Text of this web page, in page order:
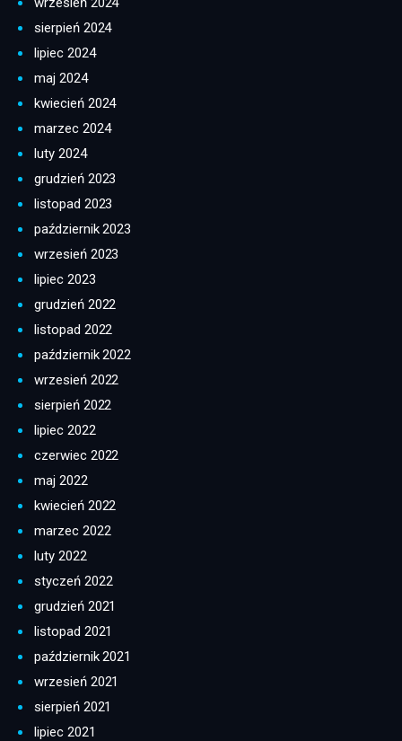
sierpień 2024
lipiec 2024
maj 2024
kwiecień 2024
marzec 2024
luty 2024
grudzień 2023
listopad 2023
październik 2023
wrzesień 2023
lipiec 2023
grudzień 2022
listopad 2022
październik 2022
wrzesień 2022
sierpień 2022
lipiec 2022
czerwiec 2022
maj 2022
kwiecień 2022
marzec 2022
luty 2022
styczeń 2022
grudzień 2021
listopad 2021
październik 2021
wrzesień 2021
sierpień 2021
lipiec 2021